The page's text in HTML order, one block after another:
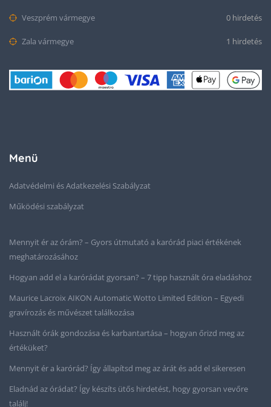
Veszprém vármegye 0 hirdetés
Zala vármegye 1 hirdetés
Menü
Adatvédelmi és Adatkezelési Szabályzat
Működési szabályzat
Mennyit ér az órám? – Gyors útmutató a karórád piaci értékének
meghatározásához
Hogyan add el a karórádat gyorsan? – 7 tipp használt óra eladáshoz
Maurice Lacroix AIKON Automatic Wotto Limited Edition – Egyedi
gravírozás és művészet találkozása
Használt órák gondozása és karbantartása – hogyan őrizd meg az
értéküket?
Mennyit ér a karórád? Így állapítsd meg az árát és add el sikeresen
Eladnád az órádat? Így készíts ütős hirdetést, hogy gyorsan vevőre
találj!